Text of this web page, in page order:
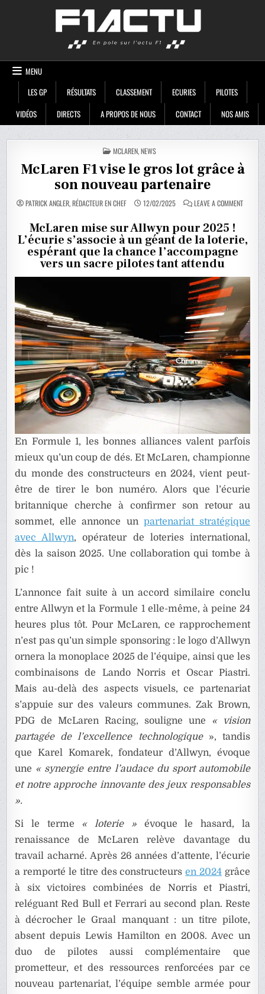
MENU
LES GP
RÉSULTATS CLASSEMENT ECURIES
PILOTES
VIDÉOS
DIRECTS A PROPOS DE NOUS CONTACT NOS AMIS
POSTED
IN
MCLAREN,NEWS
McLaren F1 vise le gros lot grâce à
son nouveau partenaire
PATRICK ANGLER, RÉDACTEUR EN CHEF 12/02/2025 LEAVE A COMMENTON
GROS
LOT
McLaren mise sur Allwyn pour 2025 !
L’écurie s’associe à un géant de la loterie,
espérant que la chance l’accompagne
vers un sacre pilotes tant attendu
En Formule 1, les bonnes alliances valent parfois
mieux qu’un coup de dés. Et McLaren, championne
du monde des constructeurs en 2024, vient peut-
être de tirer le bon numéro. Alors que l’écurie
britannique cherche à confirmer son retour au
sommet, elle annonce un partenariat stratégique
avec Allwyn, opérateur de loteries international,
dès la saison 2025. Une collaboration qui tombe à
pic !
L’annonce fait suite à un accord similaire conclu
entre Allwyn et la Formule 1 elle-même, à peine 24
heures plus tôt. Pour McLaren, ce rapprochement
n’est pas qu’un simple sponsoring : le logo d’Allwyn
ornera la monoplace 2025 de l’équipe, ainsi que les
combinaisons de Lando Norris et Oscar Piastri.
Mais au-delà des aspects visuels, ce partenariat
s’appuie sur des valeurs communes. Zak Brown,
PDG de McLaren Racing, souligne une « vision
partagée de l’excellence technologique », tandis
que Karel Komarek, fondateur d’Allwyn, évoque
une « synergie entre l’audace du sport automobile
et notre approche innovante des jeux responsables
».
Si le terme « loterie »évoque le hasard, la
renaissance de McLaren relève davantage du
travail acharné. Après 26 années d’attente, l’écurie
a remporté le titre des constructeursen 2024grâce
à six victoires combinées de Norris et Piastri,
reléguant Red Bull et Ferrari au second plan. Reste
à décrocher le Graal manquant : un titre pilote,
absent depuis Lewis Hamilton en 2008. Avec un
duo de pilotes aussi complémentaire que
prometteur, et des ressources renforcées par ce
nouveau partenariat, l’équipe semble armée pour